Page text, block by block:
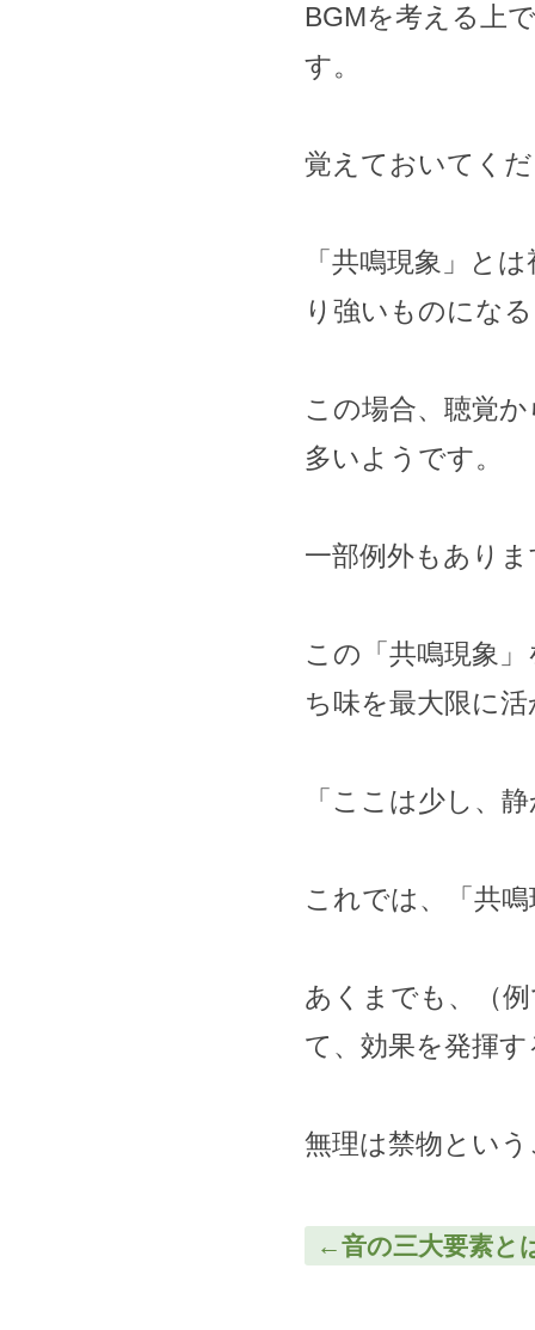
BGMを考える上
す。
覚えておいてく
「共鳴現象」と
り強いものにな
この場合、聴覚
多いようです。
一部例外もあり
この「共鳴現象
ち味を最大限に
「ここは少し、
これでは、「共
あくまでも、（
て、効果を発揮
無理は禁物とい
←音の三大要素と